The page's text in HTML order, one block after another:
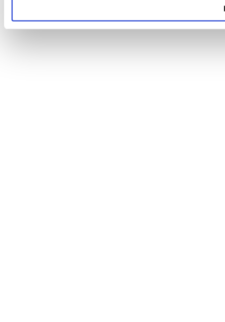
sociales, publicidad y análisis web, quienes pueden